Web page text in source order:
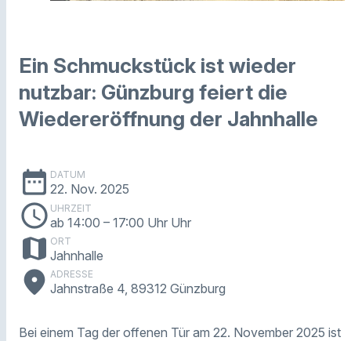
Ein Schmuckstück ist wieder
nutzbar: Günzburg feiert die
Wiedereröffnung der Jahnhalle
date_range DATUM
22. Nov. 2025
schedule UHRZEIT
ab 14:00 – 17:00 Uhr Uhr
map ORT
Jahnhalle
place ADRESSE
Jahnstraße 4, 89312 Günzburg
Bei einem Tag der offenen Tür am 22. November 2025 ist